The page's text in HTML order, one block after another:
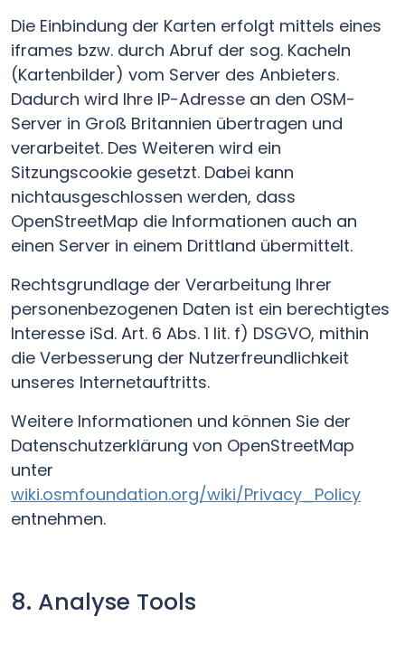
Die Einbindung der Karten erfolgt mittels eines
iframes bzw. durch Abruf der sog. Kacheln
(Kartenbilder) vom Server des Anbieters.
Dadurch wird Ihre IP-Adresse an den OSM-
Server in Groß Britannien übertragen und
verarbeitet. Des Weiteren wird ein
Sitzungscookie gesetzt. Dabei kann
nichtausgeschlossen werden, dass
OpenStreetMap die Informationen auch an
einen Server in einem Drittland übermittelt.
Rechtsgrundlage der Verarbeitung Ihrer
personenbezogenen Daten ist ein berechtigtes
Interesse iSd. Art. 6 Abs. 1 lit. f) DSGVO, mithin
die Verbesserung der Nutzerfreundlichkeit
unseres Internetauftritts.
Weitere Informationen und können Sie der
Datenschutzerklärung von OpenStreetMap
unter
wiki.osmfoundation.org/wiki/Privacy_Policy
entnehmen.
8. Analyse Tools